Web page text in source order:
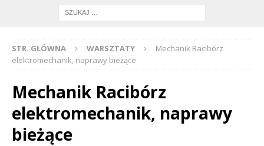
STR. GŁÓWNA WARSZTATY
Mechanik Racibórz
elektromechanik, naprawy bieżące
Mechanik Racibórz
elektromechanik, naprawy
bieżące